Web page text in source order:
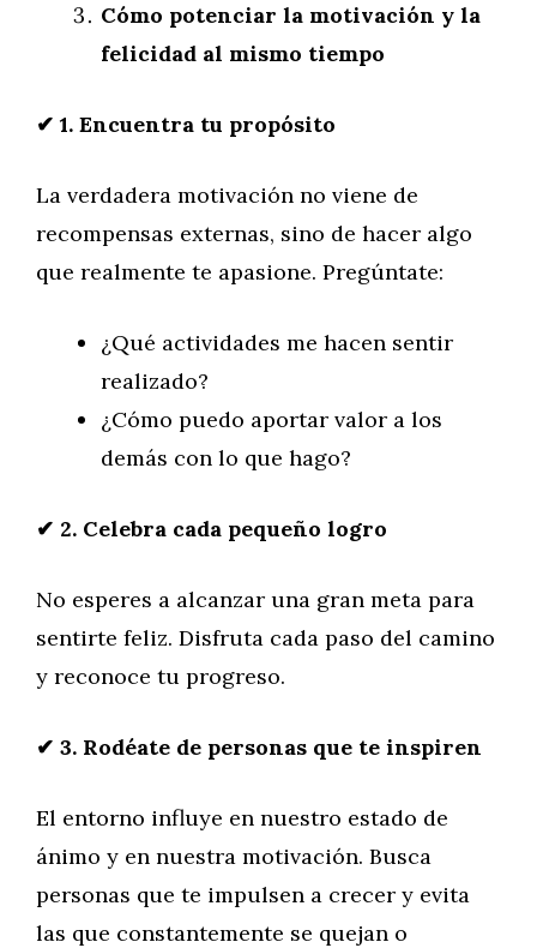
Cómo potenciar la motivación y la
felicidad al mismo tiempo
✔ 1. Encuentra tu propósito
La verdadera motivación no viene de
recompensas externas, sino de hacer algo
que realmente te apasione. Pregúntate:
¿Qué actividades me hacen sentir
realizado?
¿Cómo puedo aportar valor a los
demás con lo que hago?
✔ 2. Celebra cada pequeño logro
No esperes a alcanzar una gran meta para
sentirte feliz. Disfruta cada paso del camino
y reconoce tu progreso.
✔ 3. Rodéate de personas que te inspiren
El entorno influye en nuestro estado de
ánimo y en nuestra motivación. Busca
personas que te impulsen a crecer y evita
las que constantemente se quejan o